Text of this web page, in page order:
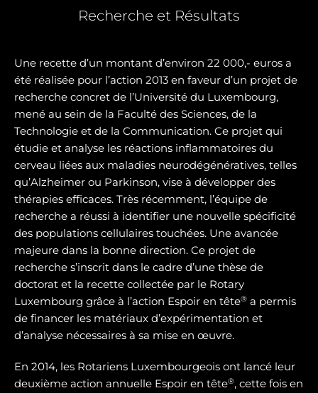
Recherche et Résultats
Une recette d’un montant d’environ 22 000,- euros a
été réalisée pour l’action 2013 en faveur d’un projet de
recherche concret de l’Université du Luxembourg,
mené au sein de la Faculté des Sciences, de la
Technologie et de la Communication. Ce projet qui
étudie et analyse les réactions inflammatoires du
cerveau liées aux maladies neurodégénératives, telles
qu’Alzheimer ou Parkinson, vise à développer des
thérapies efficaces. Très récemment, l’équipe de
recherche a réussi à identifier une nouvelle spécificité
des populations cellulaires touchées. Une avancée
majeure dans la bonne direction. Ce projet de
recherche s’inscrit dans le cadre d’une thèse de
doctorat et la recette collectée par le Rotary
Luxembourg grâce à l’action Espoir en tête® a permis
de financer les matériaux d’expérimentation et
d’analyse nécessaires à sa mise en œuvre.
En 2014, les Rotariens Luxembourgeois ont lancé leur
deuxième action annuelle Espoir en tête®, cette fois en